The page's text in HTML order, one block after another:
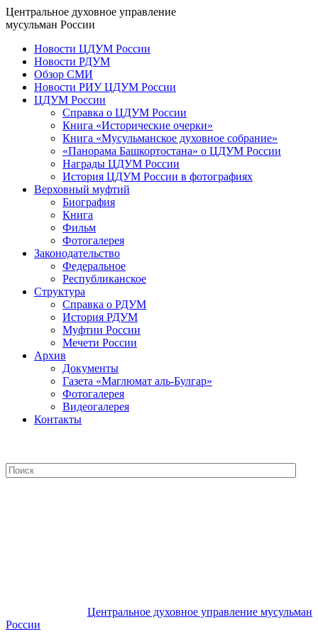
Центральное духовное управление
мусульман России
Новости ЦДУМ России
Новости РДУМ
Обзор СМИ
Новости РИУ ЦДУМ России
ЦДУМ России
Справка о ЦДУМ России
Книга «Исторические очерки»
Книга «Мусульманское духовное собрание»
«Панорама Башкортостана» о ЦДУМ России
Награды ЦДУМ России
История ЦДУМ России в фотографиях
Верховный муфтий
Биография
Книга
Фильм
Фотогалерея
Законодательство
Федеральное
Республиканское
Структура
Справка о РДУМ
История РДУМ
Муфтии России
Мечети России
Архив
Документы
Газета «Маглюмат аль-Булгар»
Фотогалерея
Видеогалерея
Контакты
Центральное духовное управление мусульман
России